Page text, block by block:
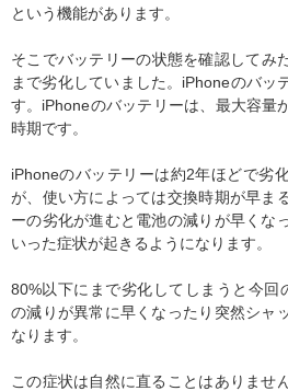
という機能があります。
そこでバッテリーの状態を確認してみ
まで劣化していました。iPhoneのバッ
す。iPhoneのバッテリーは、最大容量
時期です。
iPhoneのバッテリーは約2年ほどで劣
が、使い方によっては交換時期が早ま
ーの劣化が進むと電池の減りが早くな
いった症状が起きるようになります。
80%以下にまで劣化してしまうと今回
の減りが異常に早くなったり突然シャ
なります。
この症状は自然に直ることはありませ